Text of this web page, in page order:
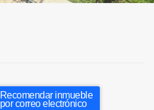
Recomendar inmueble
por correo electrónico